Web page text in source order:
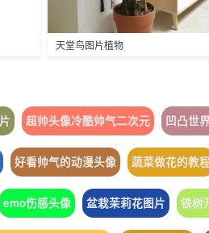
天堂鸟图片植物
超帅头像冷酷帅气二次元 凹凸世
好看帅气的动漫头像 蔬菜做花的教
emo伤感头像 盆栽茉莉花图片 铁树